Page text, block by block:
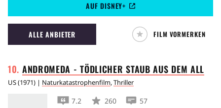
und Sohn in den Hauptrollen.
AUF DISNEY+
ALLE ANBIETER FILM VORMERKEN
ANDROMEDA - TÖDLICHER STAUB AUS DEMALL
US(1971) | Naturkatastrophenfilm,Thriller
7.2 260
57